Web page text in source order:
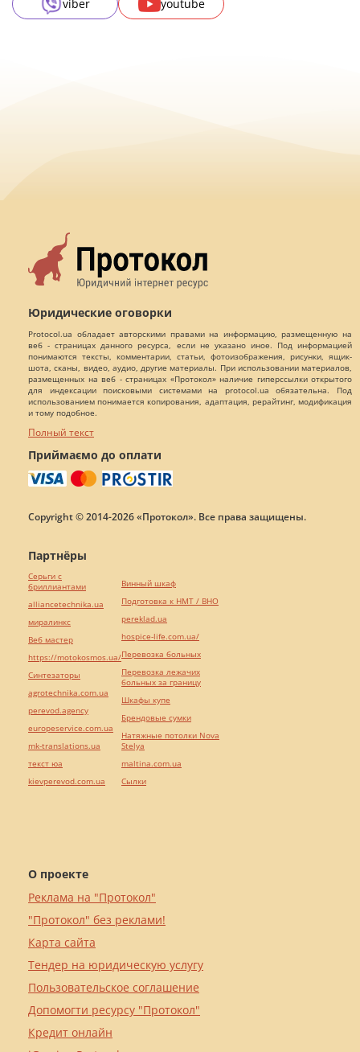
viber
youtube
Юридические оговорки
Protocol.ua обладает авторскими правами на информацию, размещенную на
веб - страницах данного ресурса, если не указано иное. Под информацией
понимаются тексты, комментарии, статьи, фотоизображения, рисунки, ящик-
шота, сканы, видео, аудио, другие материалы. При использовании материалов,
размещенных на веб - страницах «Протокол» наличие гиперссылки открытого
для индексации поисковыми системами на protocol.ua обязательна. Под
использованием понимается копирования, адаптация, рерайтинг, модификация
и тому подобное.
Полный текст
Приймаємо до оплати
Copyright © 2014-2026 «Протокол». Все права защищены.
О проекте
Реклама на "Протокол"
"Протокол" без реклами!
Карта сайта
Тендер на юридическую услугу
Пользовательское соглашение
Допомогти ресурсу "Протокол"
Кредит онлайн
Партнёры
Серьги с
бриллиантами
alliancetechnika.ua
миралинкс
Веб мастер
https://motokosmos.ua/
Синтезаторы
agrotechnika.com.ua
perevod.agency
europeservice.com.ua
mk-translations.ua
текст юа
kievperevod.com.ua
Винный шкаф
Подготовка к НМТ / ВНО
pereklad.ua
hospice-life.com.ua/
Перевозка больных
Перевозка лежачих
больных за границу
Шкафы купе
Брендовые сумки
Натяжные потолки Nova
Stelya
maltina.com.ua
Cылки